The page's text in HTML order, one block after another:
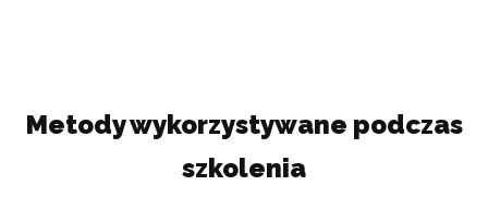
Metody wykorzystywane podczas
szkolenia